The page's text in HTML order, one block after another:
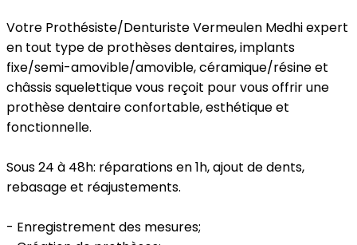
Votre Prothésiste/Denturiste Vermeulen Medhi expert
en tout type de prothèses dentaires, implants
fixe/semi-amovible/amovible, céramique/résine et
châssis squelettique vous reçoit pour vous offrir une
prothèse dentaire confortable, esthétique et
fonctionnelle.
Sous 24 à 48h: réparations en 1h, ajout de dents,
rebasage et réajustements.
- Enregistrement des mesures;